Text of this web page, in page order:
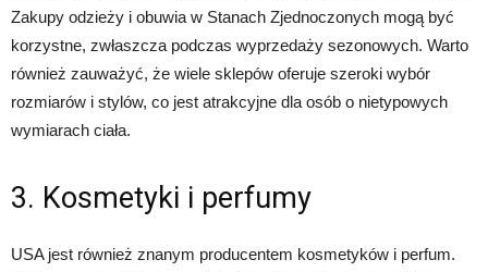
Zakupy odzieży i obuwia w Stanach Zjednoczonych mogą być
korzystne, zwłaszcza podczas wyprzedaży sezonowych. Warto
również zauważyć, że wiele sklepów oferuje szeroki wybór
rozmiarów i stylów, co jest atrakcyjne dla osób o nietypowych
wymiarach ciała.
3. Kosmetyki i perfumy
USA jest również znanym producentem kosmetyków i perfum.